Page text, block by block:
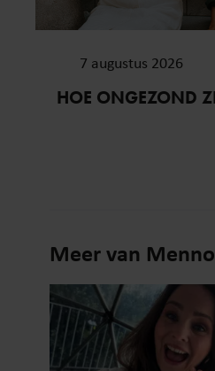
7 augustus 2026
HOE ONGEZOND
Meer van Menno